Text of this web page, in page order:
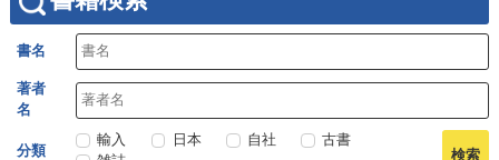
書名
著者
名
分類
輸入 日本 自社
古書